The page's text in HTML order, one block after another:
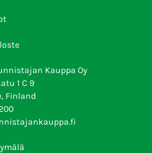
Kauppa Oy
1 C 9
Finland